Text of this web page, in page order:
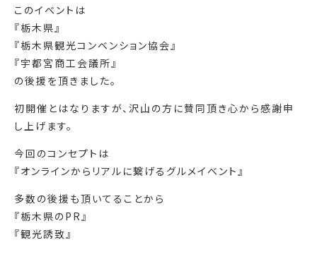
このイベントは
『栃木県』
『栃木県観光コンベンション協会』
『宇都宮商工会議所』
の後援を頂きました。
初開催とはなりますが、沢山の方に賛同頂き心から感謝申
し上げます。
今回のコンセプトは
『オンラインからリアルに繋げるグルメイベント』
多数の後援も頂いてることから
『栃木県のPR』
『観光誘致』